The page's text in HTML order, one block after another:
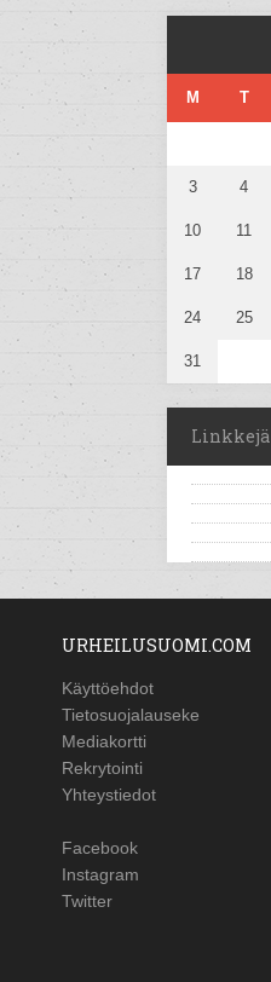
M T
3 4
10 11
17 18
24 25
31
Linkkejä
URHEILUSUOMI.COM
Käyttöehdot
Tietosuojalauseke
Mediakortti
Rekrytointi
Yhteystiedot
Facebook
Instagram
Twitter